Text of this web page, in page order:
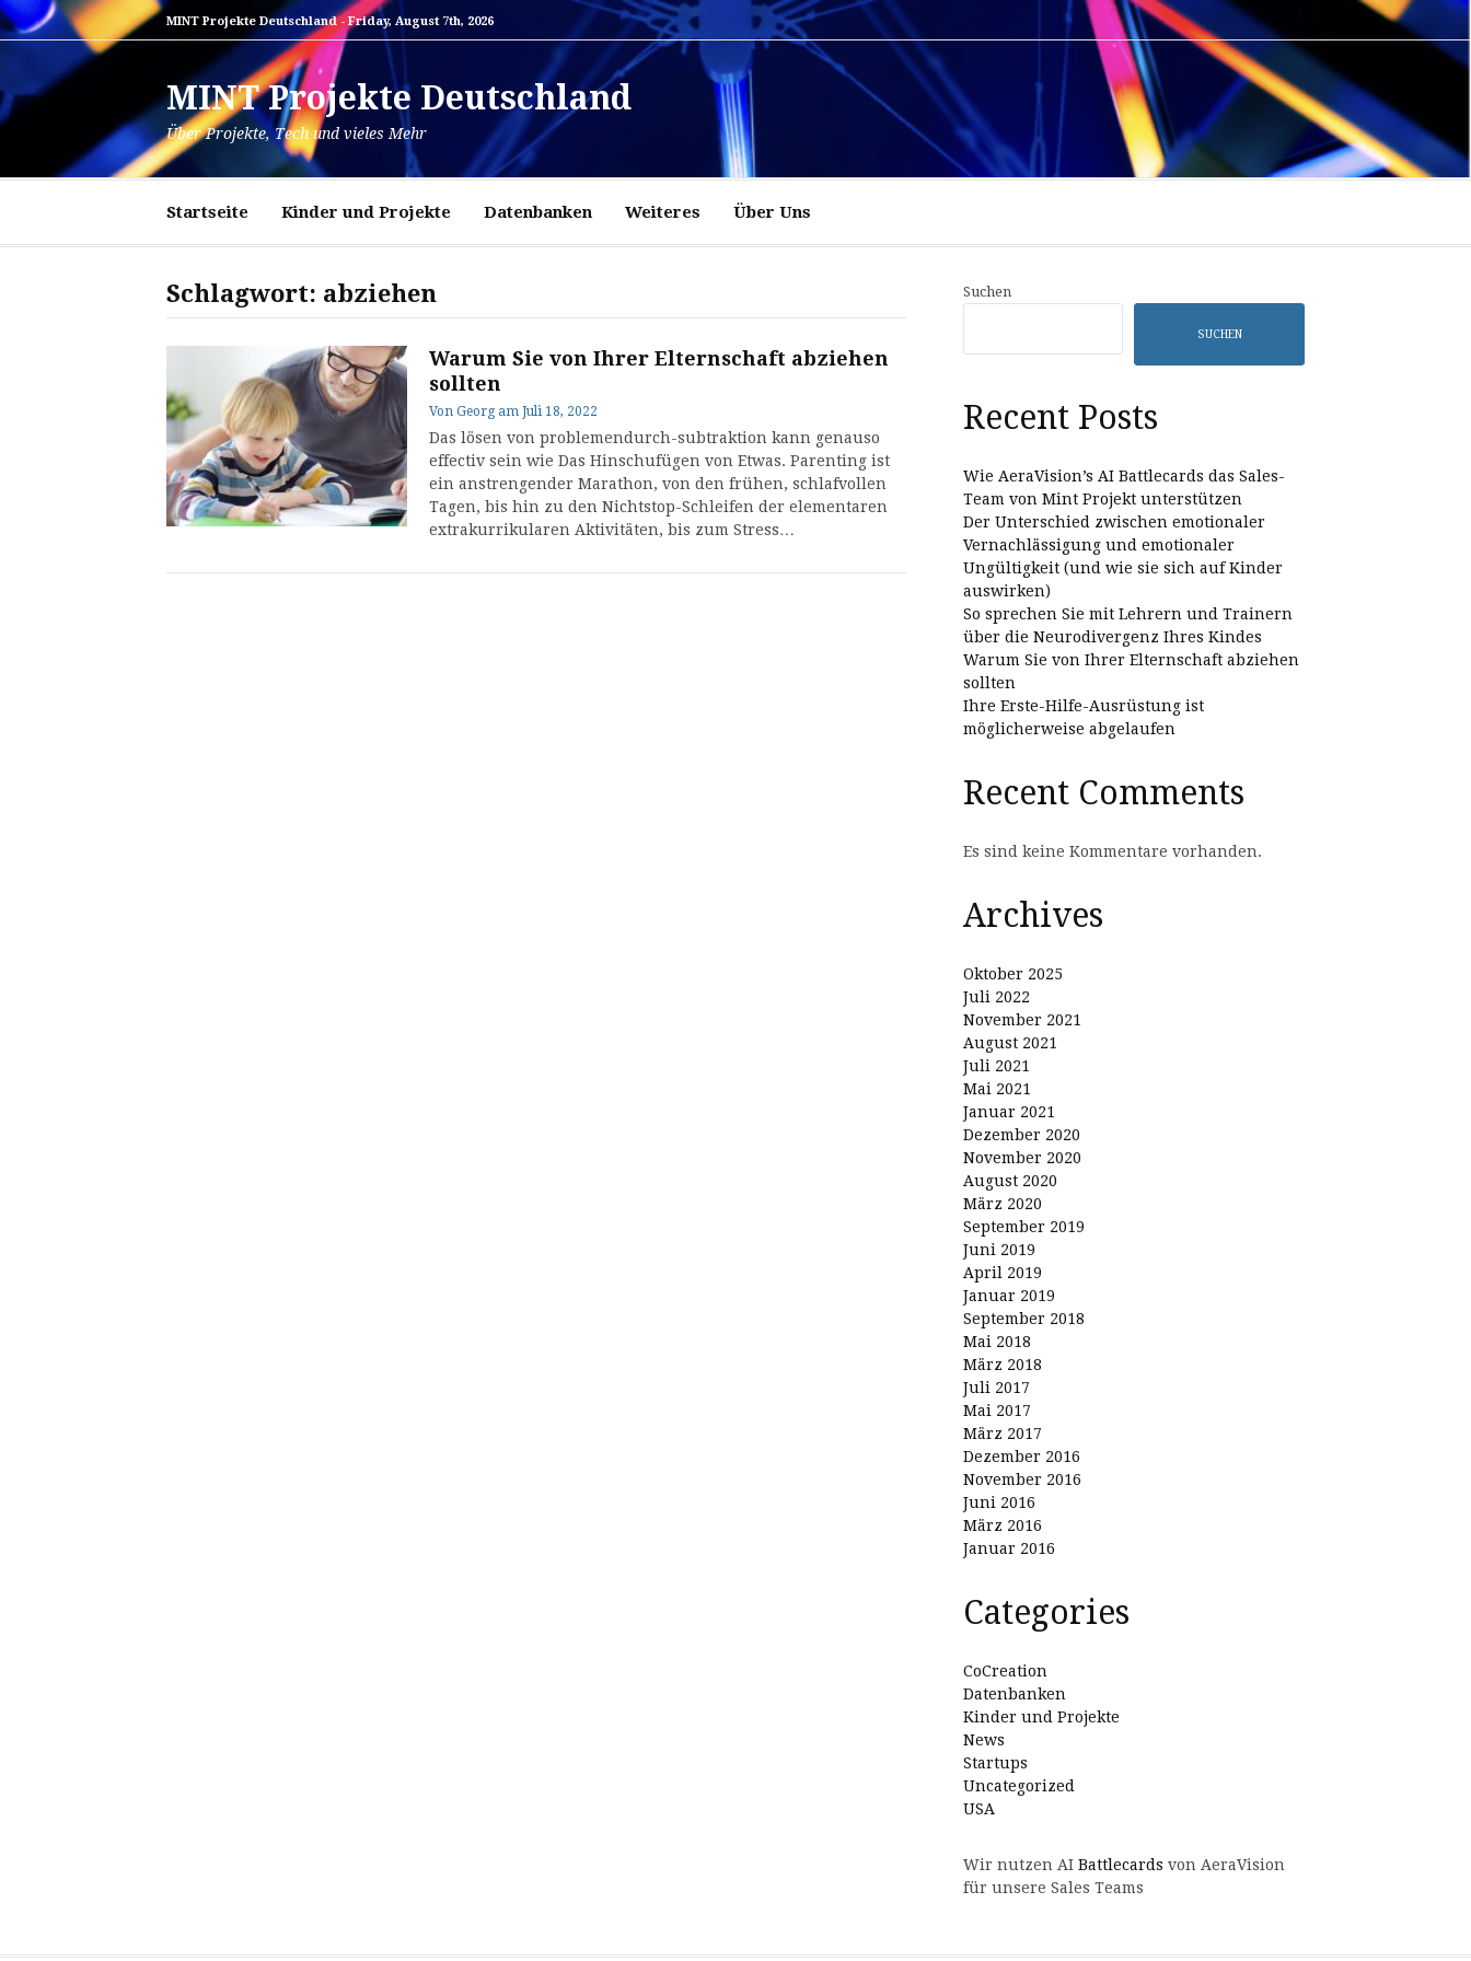
Zum
Inhalt
MINT Projekte Deutschland - Friday, August 7th, 2026
Policy
Page
MINT Projekte Deutschland
Über Projekte, Tech und vieles Mehr
Startseite Kinder und Projekte Datenbanken Weiteres Über Uns
Schlagwort: abziehen
Warum Sie von Ihrer Elternschaft abziehen
sollten
Von Georg am Juli 18, 2022
Das lösen von problemendurch-subtraktion kann genauso
effectiv sein wie Das Hinschufügen von Etwas. Parenting ist
ein anstrengender Marathon, von den frühen, schlafvollen
Tagen, bis hin zu den Nichtstop-Schleifen der elementaren
extrakurrikularen Aktivitäten, bis zum Stress…
Suchen
SUCHEN
Recent Posts
Wie AeraVision’s AI Battlecards das Sales-
Team von Mint Projekt unterstützen
Der Unterschied zwischen emotionaler
Vernachlässigung und emotionaler
Ungültigkeit (und wie sie sich auf Kinder
auswirken)
So sprechen Sie mit Lehrern und Trainern
über die Neurodivergenz Ihres Kindes
Warum Sie von Ihrer Elternschaft abziehen
sollten
Ihre Erste-Hilfe-Ausrüstung ist
möglicherweise abgelaufen
Recent Comments
Es sind keine Kommentare vorhanden.
Archives
Oktober 2025
Juli 2022
November 2021
August 2021
Juli 2021
Mai 2021
Januar 2021
Dezember 2020
November 2020
August 2020
März 2020
September 2019
Juni 2019
April 2019
Januar 2019
September 2018
Mai 2018
März 2018
Juli 2017
Mai 2017
März 2017
Dezember 2016
November 2016
Juni 2016
März 2016
Januar 2016
Categories
CoCreation
Datenbanken
Kinder und Projekte
News
Startups
Uncategorized
USA
Wir nutzen AI Battlecards von AeraVision
für unsere Sales Teams